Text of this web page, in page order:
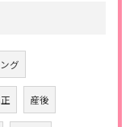
グ
産後